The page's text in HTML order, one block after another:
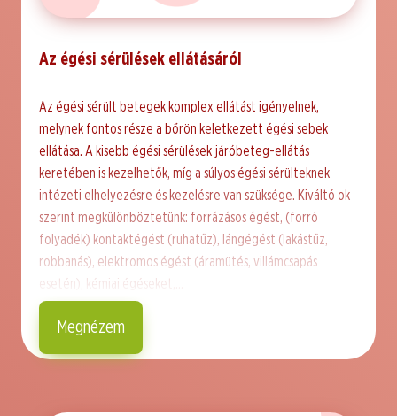
Az égési sérülések ellátásáról
Az égési sérült betegek komplex ellátást igényelnek,
melynek fontos része a bőrön keletkezett égési sebek
ellátása. A kisebb égési sérülések járóbeteg-ellátás
keretében is kezelhetők, míg a súlyos égési sérülteknek
intézeti elhelyezésre és kezelésre van szüksége. Kiváltó ok
szerint megkülönböztetünk: forrázásos égést, (forró
folyadék) kontaktégést (ruhatűz), lángégést (lakástűz,
robbanás), elektromos égést (áramütés, villámcsapás
esetén), kémiai égéseket,…
Megnézem